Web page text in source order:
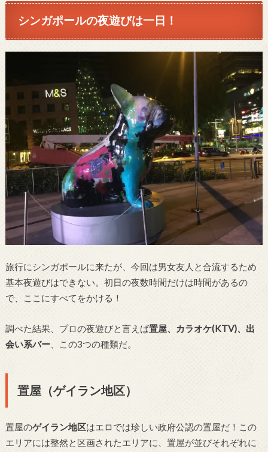
シンガポールの夜遊びは一日！
旅行にシンガポールに来たが、今回は男女友人と合流するため
基本夜遊びはできない。初日の夜数時間だけは時間があるの
で、ここにすべてをかける！
調べた結果、プロの夜遊びと言えば置屋、カラオケ(KTV)、出
会い系バー、この3つの種類だ。
置屋（ゲイラン地区）
置屋のゲイラン地区はエロでは珍しい政府公認の置屋だ！この
エリアには整然と区画されたエリアに、置屋が並びそれぞれに